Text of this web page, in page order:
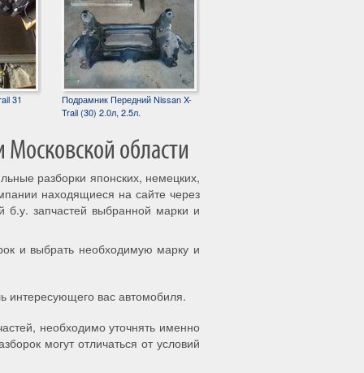
31
Подрамник Передний Nissan X-
Trail (30) 2.0л, 2.5л.
области
разборки японских, немецких,
находящиеся на сайте через
б.у. запчастей выбранной марки и
и выбрать необходимую марку и
интересующего вас автомобиля.
необходимо уточнять именно
могут отличаться от условий